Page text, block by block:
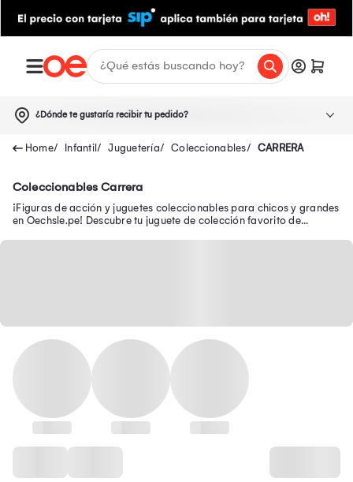
¿Dónde te gustaría recibir tu pedido?
Infantil Juguetería Coleccionables CARRERA
Coleccionables Carrera
¡Figuras de acción y juguetes coleccionables para chicos y grandes
en Oechsle.pe! Descubre tu juguete de colección favorito de